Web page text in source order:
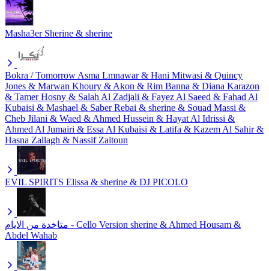
Masha3er Sherine & sherine
Bokra / Tomorrow Asma Lmnawar & Hani Mitwasi & Quincy
Jones & Marwan Khoury & Akon & Rim Banna & Diana Karazon
& Tamer Hosny & Salah Al Zadjali & Fayez Al Saeed & Fahad Al
Kubaisi & Mashael & Saber Rebai & sherine & Souad Massi &
Cheb Jilani & Waed & Ahmed Hussein & Hayat Al Idrissi &
Ahmed Al Jumairi & Essa Al Kubaisi & Latifa & Kazem Al Sahir &
Hasna Zallagh & Nassif Zaitoun
EVIL SPIRITS Elissa & sherine & DJ PICOLO
متاخدة من الايام - Cello Version sherine & Ahmed Housam &
Abdel Wahab